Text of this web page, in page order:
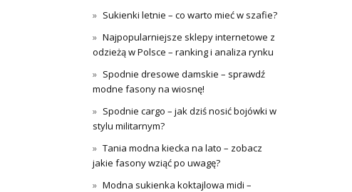
Sukienki letnie – co warto mieć w szafie?
Najpopularniejsze sklepy internetowe z
odzieżą w Polsce – ranking i analiza rynku
Spodnie dresowe damskie – sprawdź
modne fasony na wiosnę!
Spodnie cargo – jak dziś nosić bojówki w
stylu militarnym?
Tania modna kiecka na lato – zobacz
jakie fasony wziąć po uwagę?
Modna sukienka koktajlowa midi –